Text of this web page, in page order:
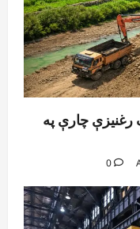
رغنیزې چارې په
0